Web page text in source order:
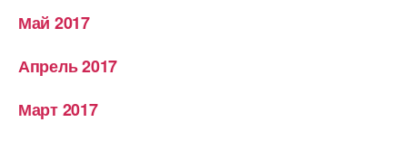
Май 2017
Апрель 2017
Март 2017